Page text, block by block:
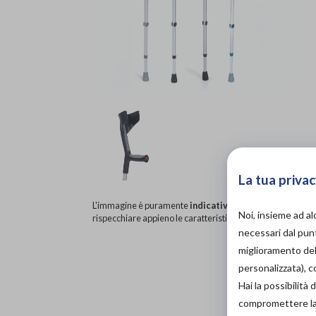
L'immagine è puramenteindicativa
rispecchiare appieno le caratteristiche del prodotto.
La tua
Noi, insieme ad
necessari dal
miglioramento
personalizzata),
Hai la possibilità
compromettere